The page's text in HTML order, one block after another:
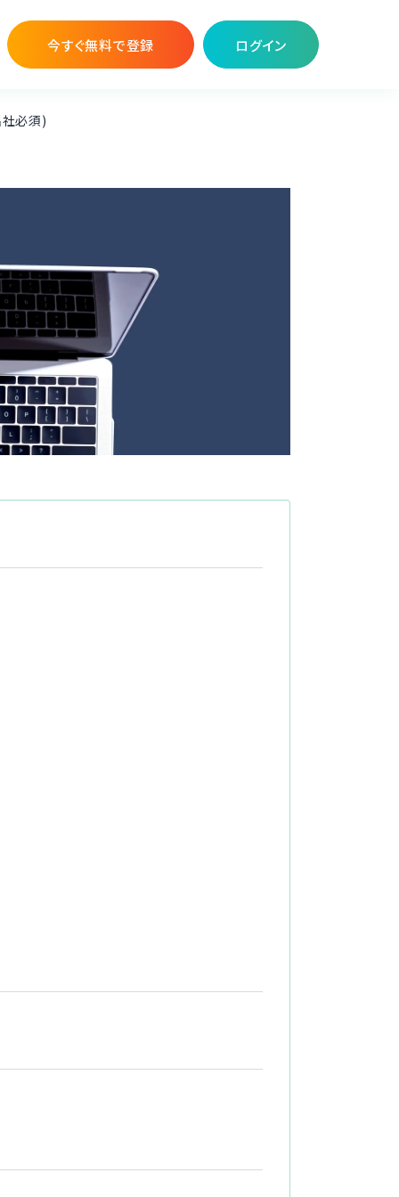
今すぐ無料で登録 ログイン
必須)